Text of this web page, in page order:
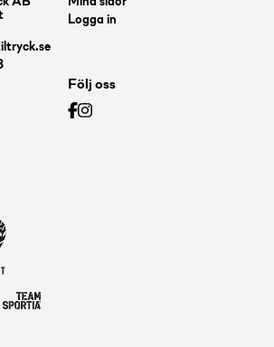
Logga in
Följ oss